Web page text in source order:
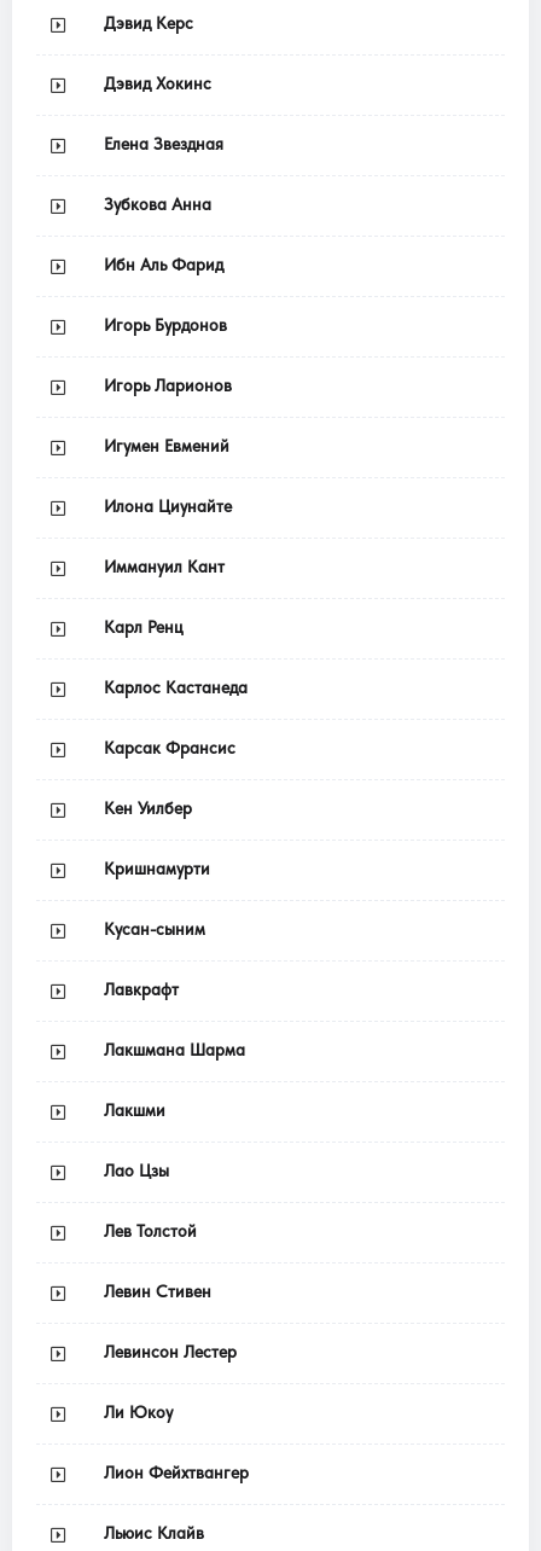
Дэвид Керс
Дэвид Хокинс
Елена Звездная
Зубкова Анна
Ибн Аль Фарид
Игорь Бурдонов
Игорь Ларионов
Игумен Евмений
Илона Циунайте
Иммануил Кант
Карл Ренц
Карлос Кастанеда
Карсак Франсис
Кен Уилбер
Кришнамурти
Кусан-сыним
Лавкрафт
Лакшмана Шарма
Лакшми
Лао Цзы
Лев Толстой
Левин Стивен
Левинсон Лестер
Ли Юкоу
Лион Фейхтвангер
Льюис Клайв